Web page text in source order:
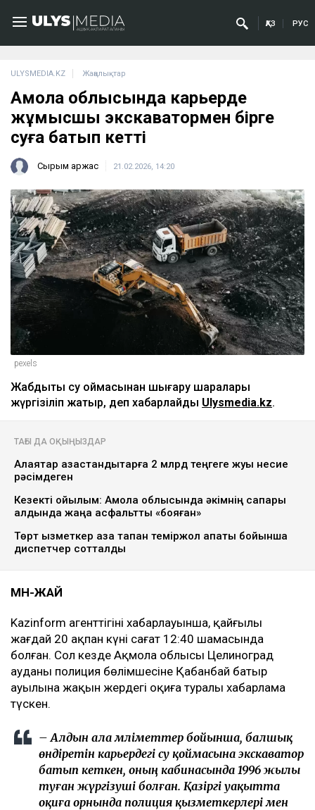
ҚАЗ РУС
ULYSMEDIA.KZ Жаңалықтар
Ақмола облысында карьерде
жұмысшы экскаватормен бірге
суға батып кетті
Сырым Қаржас 21.02.2026, 14:20
pexels
Жабдықты су қоймасынан шығару шаралары
жүргізіліп жатыр, деп хабарлайды Ulysmedia.kz.
ТАҒЫ ДА ОҚЫҢЫЗДАР
Алаяқтар қазақстандықтарға 2 млрд теңгеге жуық несие
рәсімдеген
Кезекті қойылым: Ақмола облысында әкімнің сапары
алдында жаңа асфальтты «бояған»
Төрт қызметкер қаза тапқан теміржол апаты бойынша
диспетчер сотталды
МӘН-ЖАЙ
Kazinform агенттігінің хабарлауынша, қайғылы
жағдай 20 ақпан күні сағат 12:40 шамасында
болған. Сол кезде Ақмола облысы Целиноград
ауданы полиция бөлімшесіне Қабанбай батыр
ауылына жақын жердегі оқиға туралы хабарлама
түскен.
– Алдын ала мәліметтер бойынша, балшық
өндіретін карьердегі су қоймасына экскаватор
батып кеткен, оның кабинасында 1996 жылы
туған жүргізуші болған. Қазіргі уақытта
оқиға орнында полиция қызметкерлері мен